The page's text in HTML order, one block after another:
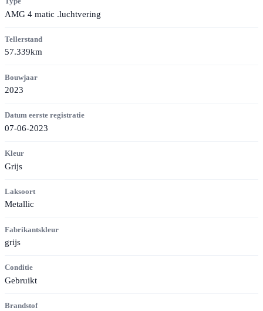
AMG 4 matic .luchtvering
Tellerstand
57.339km
Bouwjaar
2023
Datum eerste registratie
07-06-2023
Kleur
Grijs
Laksoort
Metallic
Fabrikantskleur
grijs
Conditie
Gebruikt
Brandstof